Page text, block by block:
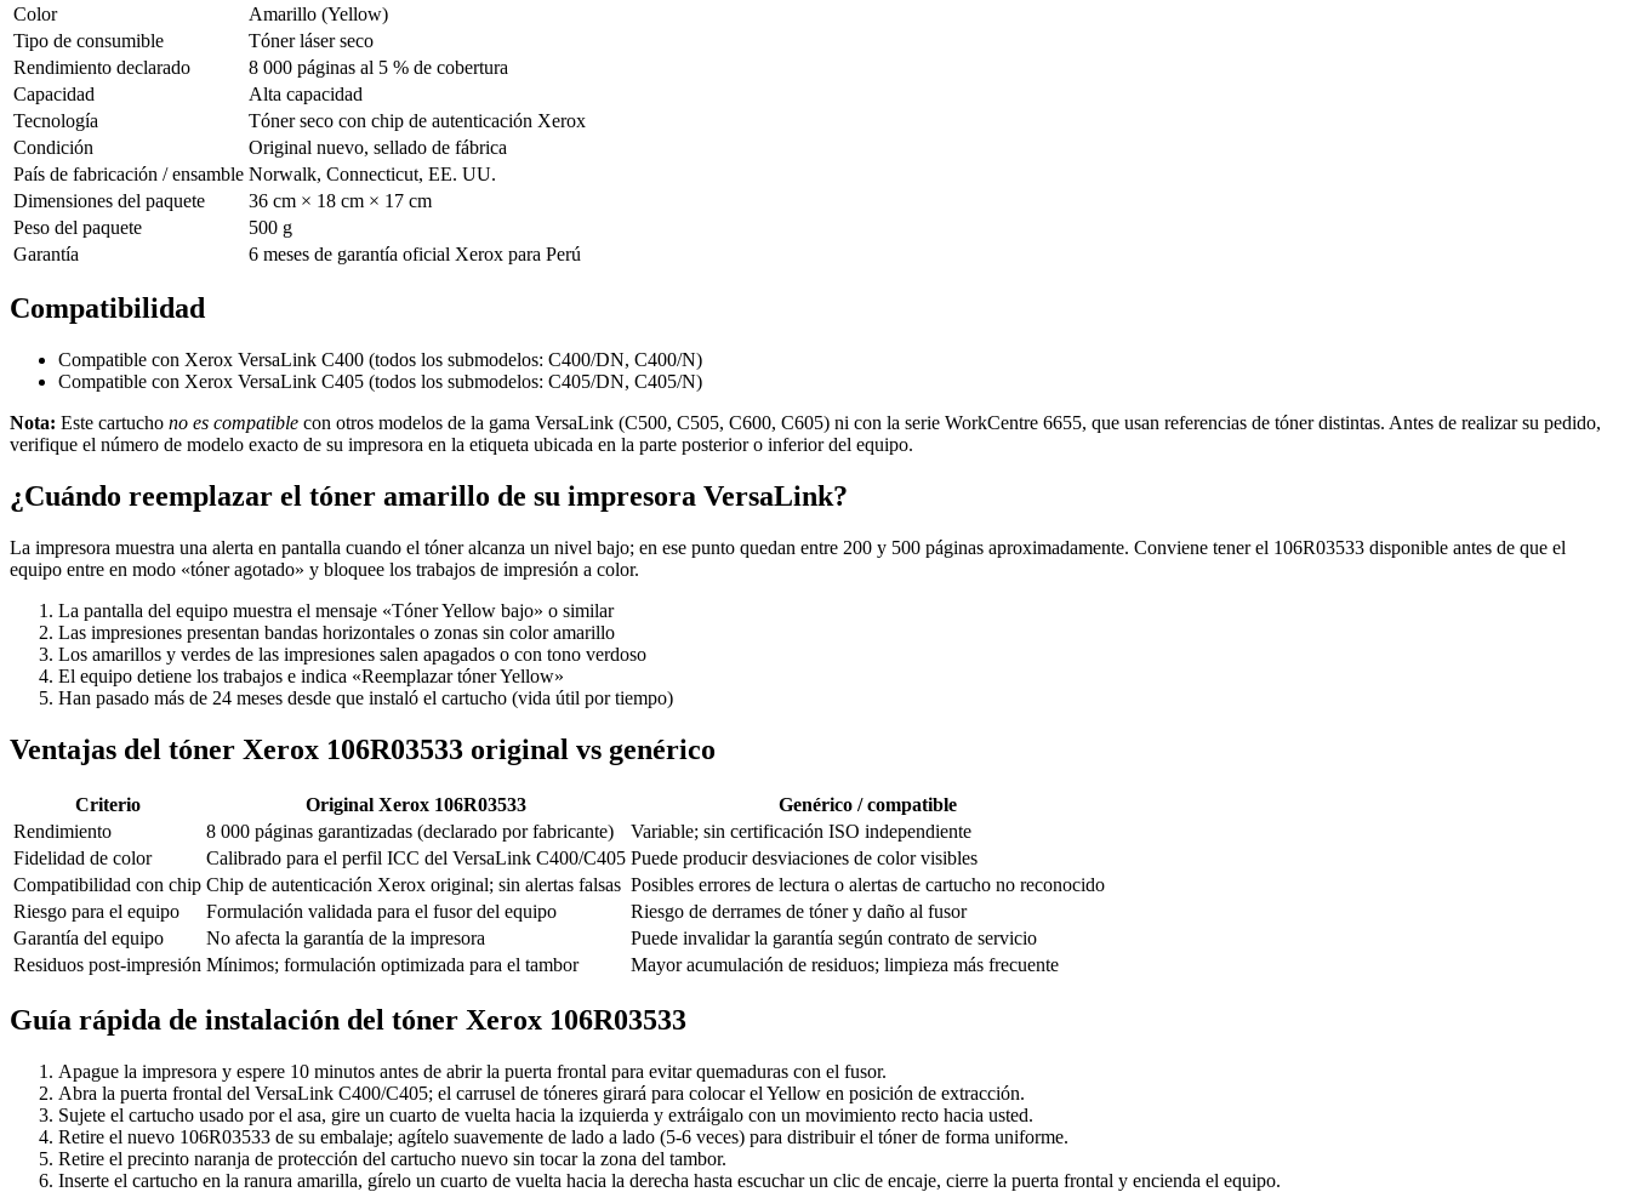
Color
Amarillo (Yellow)
Tipo de consumible
Tóner láser seco
Rendimiento declarado
8 000 páginas al 5 % de cobertura
Capacidad
Alta capacidad
Tecnología
Tóner seco con chip de autenticación Xerox
Condición
Original nuevo, sellado de fábrica
País de fabricación / ensamble Norwalk, Connecticut, EE. UU.
Dimensiones del paquete
36 cm × 18 cm × 17 cm
Peso del paquete
500 g
Garantía
6 meses de garantía oficial Xerox para Perú
Compatibilidad
Compatible con Xerox VersaLink C400 (todos los submodelos: C400/DN, C400/N)
Compatible con Xerox VersaLink C405 (todos los submodelos: C405/DN, C405/N)
Nota: Este cartucho no es compatible con otros modelos de la gama VersaLink (C500, C505, C600, C605) ni con la serie WorkCentre 6655, que usan referencias de tóner distintas. Antes de realizar su pedido,
verifique el número de modelo exacto de su impresora en la etiqueta ubicada en la parte posterior o inferior del equipo.
¿Cuándo reemplazar el tóner amarillo de su impresora VersaLink?
La impresora muestra una alerta en pantalla cuando el tóner alcanza un nivel bajo; en ese punto quedan entre 200 y 500 páginas aproximadamente. Conviene tener el 106R03533 disponible antes de que el
equipo entre en modo «tóner agotado» y bloquee los trabajos de impresión a color.
La pantalla del equipo muestra el mensaje «Tóner Yellow bajo» o similar
Las impresiones presentan bandas horizontales o zonas sin color amarillo
Los amarillos y verdes de las impresiones salen apagados o con tono verdoso
El equipo detiene los trabajos e indica «Reemplazar tóner Yellow»
Han pasado más de 24 meses desde que instaló el cartucho (vida útil por tiempo)
Ventajas del tóner Xerox 106R03533 original vs genérico
Criterio Original Xerox 106R03533
Genérico / compatible
Rendimiento
8 000 páginas garantizadas (declarado por fabricante)
Variable; sin certificación ISO independiente
Fidelidad de color
Calibrado para el perfil ICC del VersaLink C400/C405 Puede producir desviaciones de color visibles
Compatibilidad con chip Chip de autenticación Xerox original; sin alertas falsas Posibles errores de lectura o alertas de cartucho no reconocido
Riesgo para el equipo
Formulación validada para el fusor del equipo
Riesgo de derrames de tóner y daño al fusor
Garantía del equipo
No afecta la garantía de la impresora
Puede invalidar la garantía según contrato de servicio
Residuos post-impresión Mínimos; formulación optimizada para el tambor Mayor acumulación de residuos; limpieza más frecuente
Guía rápida de instalación del tóner Xerox 106R03533
Apague la impresora y espere 10 minutos antes de abrir la puerta frontal para evitar quemaduras con el fusor.
Abra la puerta frontal del VersaLink C400/C405; el carrusel de tóneres girará para colocar el Yellow en posición de extracción.
Sujete el cartucho usado por el asa, gire un cuarto de vuelta hacia la izquierda y extráigalo con un movimiento recto hacia usted.
Retire el nuevo 106R03533 de su embalaje; agítelo suavemente de lado a lado (5-6 veces) para distribuir el tóner de forma uniforme.
Retire el precinto naranja de protección del cartucho nuevo sin tocar la zona del tambor.
Inserte el cartucho en la ranura amarilla, gírelo un cuarto de vuelta hacia la derecha hasta escuchar un clic de encaje, cierre la puerta frontal y encienda el equipo.